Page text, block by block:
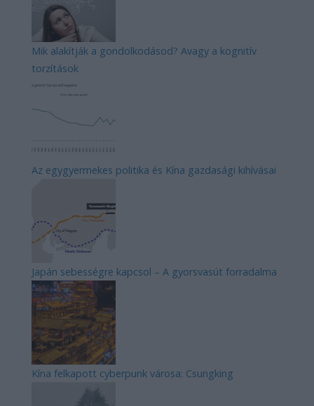
Mik alakítják a gondolkodásod? Avagy a kognitív
torzítások
Az egygyermekes politika és Kína gazdasági kihívásai
Japán sebességre kapcsol – A gyorsvasút forradalma
Kína felkapott cyberpunk városa: Csungking